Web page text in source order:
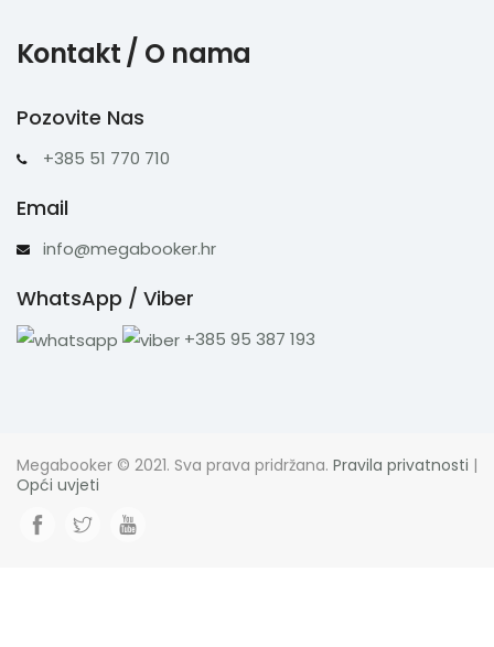
Kontakt / O nama
Pozovite Nas
+385 51 770 710
Email
info@megabooker.hr
WhatsApp / Viber
+385 95 387 193
Megabooker © 2021. Sva prava pridržana. Pravila privatnosti |
Opći uvjeti